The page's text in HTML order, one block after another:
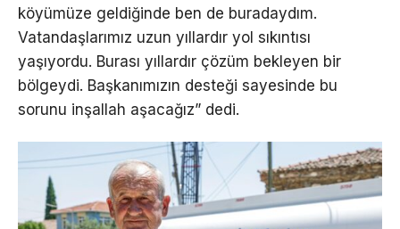
köyümüze geldiğinde ben de buradaydım.
Vatandaşlarımız uzun yıllardır yol sıkıntısı
yaşıyordu. Burası yıllardır çözüm bekleyen bir
bölgeydi. Başkanımızın desteği sayesinde bu
sorunu inşallah aşacağız” dedi.